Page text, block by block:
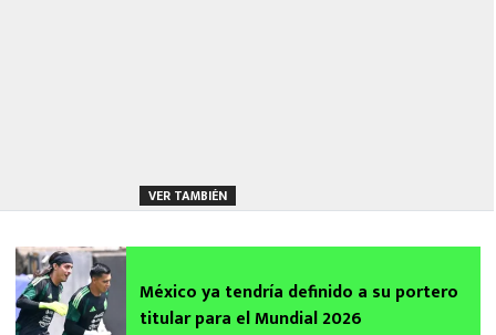
VER TAMBIÉN
México ya tendría definido a su portero
titular para el Mundial 2026